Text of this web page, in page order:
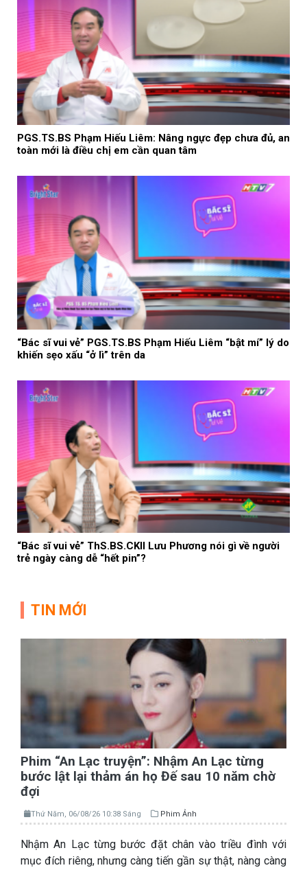
PGS.TS.BS Phạm Hiếu Liêm: Nâng ngực đẹp chưa đủ, an
toàn mới là điều chị em cần quan tâm
“Bác sĩ vui vẻ” PGS.TS.BS Phạm Hiếu Liêm “bật mí” lý do
khiến sẹo xấu “ở lì” trên da
“Bác sĩ vui vẻ” ThS.BS.CKII Lưu Phương nói gì về người
trẻ ngày càng dễ “hết pin”?
TIN MỚI
Phim “An Lạc truyện”: Nhậm An Lạc từng
bước lật lại thảm án họ Đế sau 10 năm chờ
đợi
Thứ Năm, 06/08/26 10:38 Sáng Phim Ảnh
Nhậm An Lạc từng bước đặt chân vào triều đình với
mục đích riêng, nhưng càng tiến gần sự thật, nàng càng